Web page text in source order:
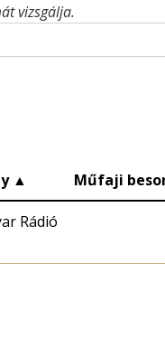
vizsgálja.
▲ Műfaji
Rádió